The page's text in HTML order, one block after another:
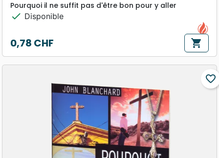
Pourquoi il ne suffit pas d'être bon pour y aller
check Disponible
Prix
0,78 CHF shopping_cart
favorite_border